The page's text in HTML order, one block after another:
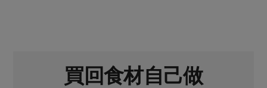
買回食材自己做